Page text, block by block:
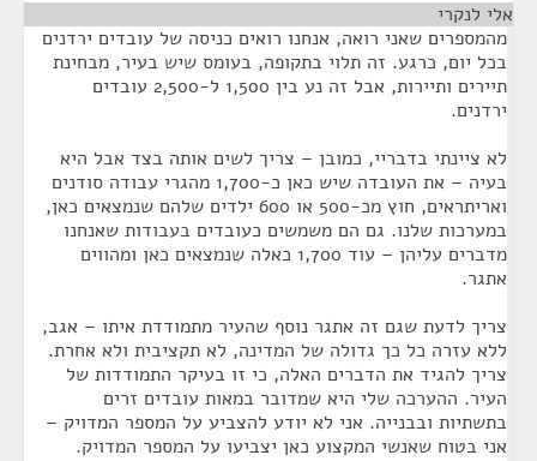
אלי לנקרי
מהמספרים שאני רואה, אנחנו רואים כניסה של עובדים ירדנים
בכל יום, כרגע. זה תלוי בתקופה, בעומס שיש בעיר, מבחינת
תיירים ותיירות, אבל זה נע בין 1,500 ל-2,500 עובדים
ירדנים.
לא ציינתי בדבריי, כמובן – צריך לשים אותה בצד אבל היא
בעיה – את העובדה שיש כאן כ-1,700 מהגרי עבודה סודנים
ואריתראים, חוץ מכ-500 או 600 ילדים שלהם שנמצאים כאן,
במערכות שלנו. גם הם משמשים כעובדים בעבודות שאנחנו
מדברים עליהן – עוד 1,700 כאלה שנמצאים כאן ומהווים
אתגר.
צריך לדעת שגם זה אתגר נוסף שהעיר מתמודדת איתו – אגב,
ללא עזרה כל כך גדולה של המדינה, לא תקציבית ולא אחרת.
צריך להגיד את הדברים האלה, כי זו בעיקר התמודדות של
העיר. ההערכה שלי היא שמדובר במאות עובדים זרים
בתשתיות ובבנייה. אני לא יודע להצביע על המספר המדויק –
אני בטוח שאנשי המקצוע כאן יצביעו על המספר המדויק.